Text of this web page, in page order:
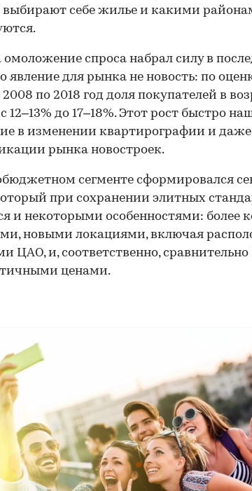
себе жилье и какими
спроса набрал силу в
явление для рынка не новость: по
по 2018 год доля покупателей в
12–13% до 17–18%. Этот рост быстро
в изменении квартирографии и даже
рынка новостроек.
сегменте сформировался
при сохранении элитных
и некоторыми особенностями: более
новыми локациями, включая
ЦАО, и, соответственно, сравнительно
ценами.